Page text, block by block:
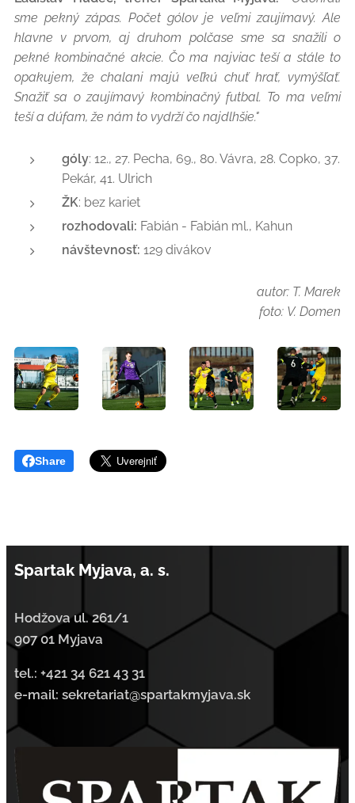
sme pekný zápas. Počet gólov je veľmi zaujímavý. Ale
hlavne v prvom, aj druhom polčase sme sa snažili o
pekné kombinačné akcie. Čo ma najviac teší a stále to
opakujem, že chalani majú veľkú chuť hrať, vymýšľať.
Snažiť sa o zaujímavý kombinačný futbal. To ma veľmi
teší a dúfam, že nám to vydrží čo najdlhšie."
góly: 12., 27. Pecha, 69., 80. Vávra, 28. Copko, 37.
Pekár, 41. Ulrich
ŽK: bez kariet
rozhodovali: Fabián - Fabián ml., Kahun
návštevnosť: 129 divákov
autor: T. Marek
foto: V. Domen
Share
Spartak Myjava, a. s.
Hodžova ul. 261/1
907 01 Myjava
tel.: +421 34 621 43 31
e-mail: sekretariat@spartakmyjava.sk